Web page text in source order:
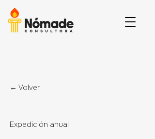
← Volver
Expedición anual